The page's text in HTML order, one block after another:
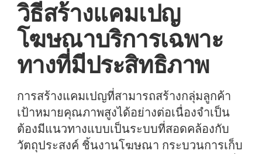
วิธีสร้างแคมเปญ
โฆษณาบริการเฉพาะ
ทางที่มีประสิทธิภาพ
การสร้างแคมเปญที่สามารถสร้างกลุ่มลูกค้า
เป้าหมายคุณภาพสูงได้อย่างต่อเนื่องจำเป็น
ต้องมีแนวทางแบบเป็นระบบที่สอดคล้องกับ
วัตถุประสงค์ ชิ้นงานโฆษณา กระบวนการเก็บ